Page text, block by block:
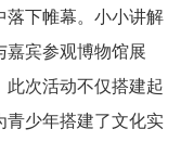
落下帷幕。小小讲解
嘉宾参观博物馆展
此次活动不仅搭建起
青少年搭建了文化实